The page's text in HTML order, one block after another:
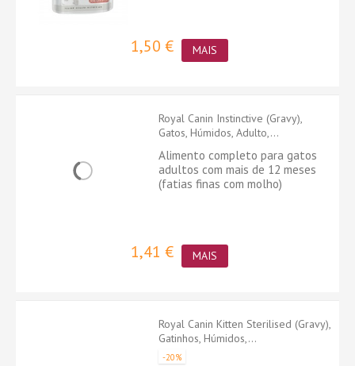
1,50 € MAIS
Royal Canin Instinctive (Gravy),
Gatos, Húmidos, Adulto,...
Alimento completo para gatos
adultos com mais de 12 meses
(fatias finas com molho)
1,41 € MAIS
Royal Canin Kitten Sterilised (Gravy),
Gatinhos, Húmidos,...
-20%